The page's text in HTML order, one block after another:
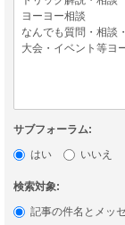
サブフォーラム:
はい
いいえ
検索対象:
記事の件名とメッ